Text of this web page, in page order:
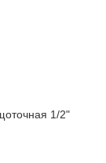
1/2"